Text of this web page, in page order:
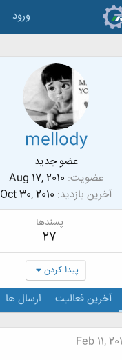
ورود
mellody
عضو جدید
عضویت Aug 17, 2010
آخرین بازدید Oct 30, 2010
پسندها
27
پیدا کردن
آخرین فعالیت ارسال ها
Feb 11,